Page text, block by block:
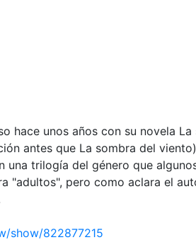
hace unos años con su novela
antes que La sombra del
una trilogía del género que
"adultos", pero como aclara el
show/822877215